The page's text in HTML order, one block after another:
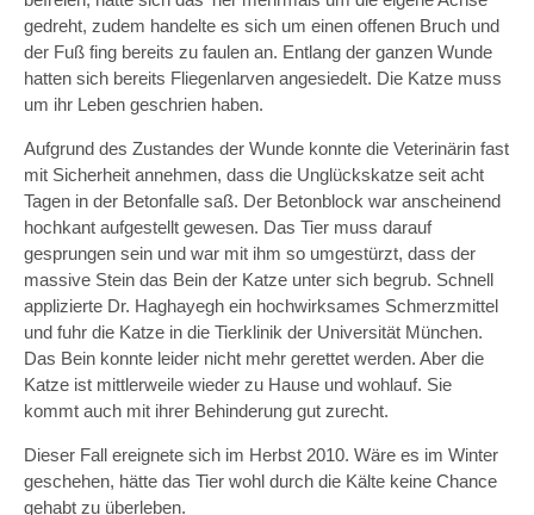
gedreht, zudem handelte es sich um einen offenen Bruch und
der Fuß fing bereits zu faulen an. Entlang der ganzen Wunde
hatten sich bereits Fliegenlarven angesiedelt. Die Katze muss
um ihr Leben geschrien haben.
Aufgrund des Zustandes der Wunde konnte die Veterinärin fast
mit Sicherheit annehmen, dass die Unglückskatze seit acht
Tagen in der Betonfalle saß. Der Betonblock war anscheinend
hochkant aufgestellt gewesen. Das Tier muss darauf
gesprungen sein und war mit ihm so umgestürzt, dass der
massive Stein das Bein der Katze unter sich begrub. Schnell
applizierte Dr. Haghayegh ein hochwirksames Schmerzmittel
und fuhr die Katze in die Tierklinik der Universität München.
Das Bein konnte leider nicht mehr gerettet werden. Aber die
Katze ist mittlerweile wieder zu Hause und wohlauf. Sie
kommt auch mit ihrer Behinderung gut zurecht.
Dieser Fall ereignete sich im Herbst 2010. Wäre es im Winter
geschehen, hätte das Tier wohl durch die Kälte keine Chance
gehabt zu überleben.